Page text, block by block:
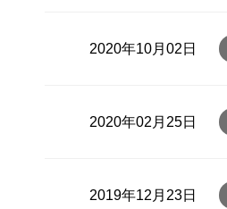
2020年10月02日
2020年02月25日
2019年12月23日